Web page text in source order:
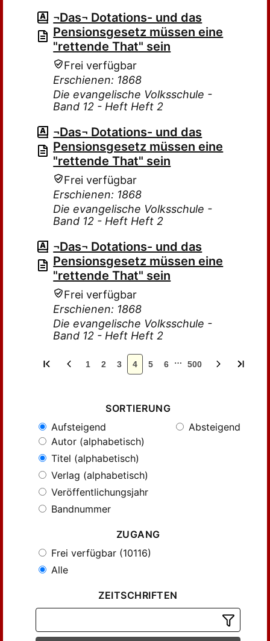
¬Das¬ Dotations- und das
Pensionsgesetz müssen eine
"rettende That" sein
Frei verfügbar
Erschienen: 1868
Die evangelische Volksschule -
Band 12 - Heft Heft 2
¬Das¬ Dotations- und das
Pensionsgesetz müssen eine
"rettende That" sein
Frei verfügbar
Erschienen: 1868
Die evangelische Volksschule -
Band 12 - Heft Heft 2
¬Das¬ Dotations- und das
Pensionsgesetz müssen eine
"rettende That" sein
Frei verfügbar
Erschienen: 1868
Die evangelische Volksschule -
Band 12 - Heft Heft 2
1 2 3 4 5 6 … 500
SORTIERUNG
Aufsteigend
Absteigend
Autor (alphabetisch)
Titel (alphabetisch)
Verlag (alphabetisch)
Veröffentlichungsjahr
Bandnummer
ZUGANG
Frei verfügbar (10116)
Alle
ZEITSCHRIFTEN